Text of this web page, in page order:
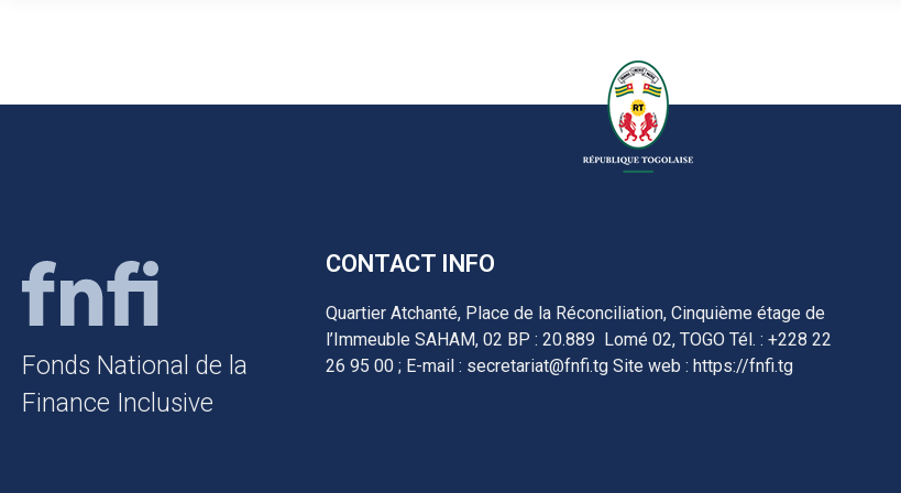
Fonds National de la
Finance Inclusive
CONTACT INFO
Quartier Atchanté, Place de la Réconciliation, Cinquième étage de
l’Immeuble SAHAM, 02 BP : 20.889 Lomé 02, TOGO Tél. : +228 22
26 95 00 ; E-mail : secretariat@fnfi.tg Site web : https://fnfi.tg